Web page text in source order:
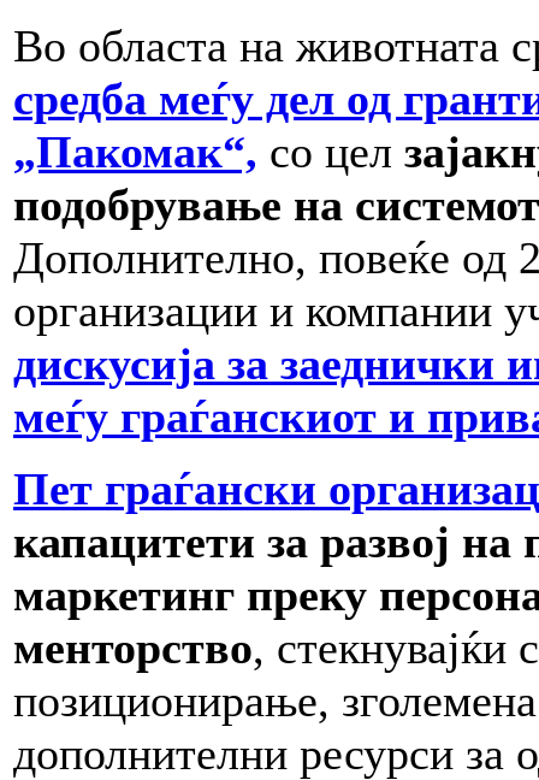
Во областа на животната
средба меѓу дел од
„Пакомак“, со цел
подобрување на
Дополнително, повеќе од
организации и компании
дискусија за заеднички
меѓу граѓанскиот и
Пет граѓански
капацитети за развој на
маркетинг преку
менторство, стекнувајќи
позиционирање,
дополнителни ресурси за